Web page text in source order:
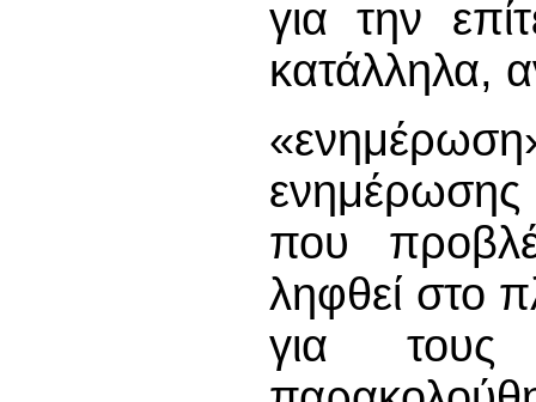
για την
κατάλληλα,
ενημέρωσης
που
ληφθεί στο
για